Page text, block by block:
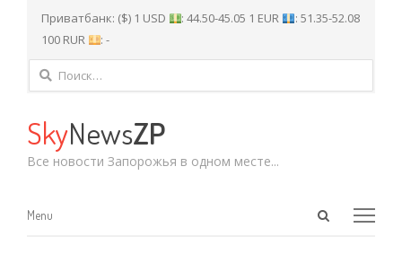
Приватбанк: ($) 1 USD : 44.50-45.05 1 EUR
: 51.35-52.08
100 RUR
: -
Найти:
SkyNewsZP
Все новости Запорожья в одном месте...
Open
Menu
Menu